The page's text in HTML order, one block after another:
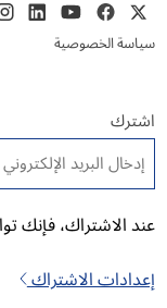
سياسة الخصوصية
اشترك
البريد الإلكتروني *
عند الاشتراك، فإنك
إعدادات الاشتراك